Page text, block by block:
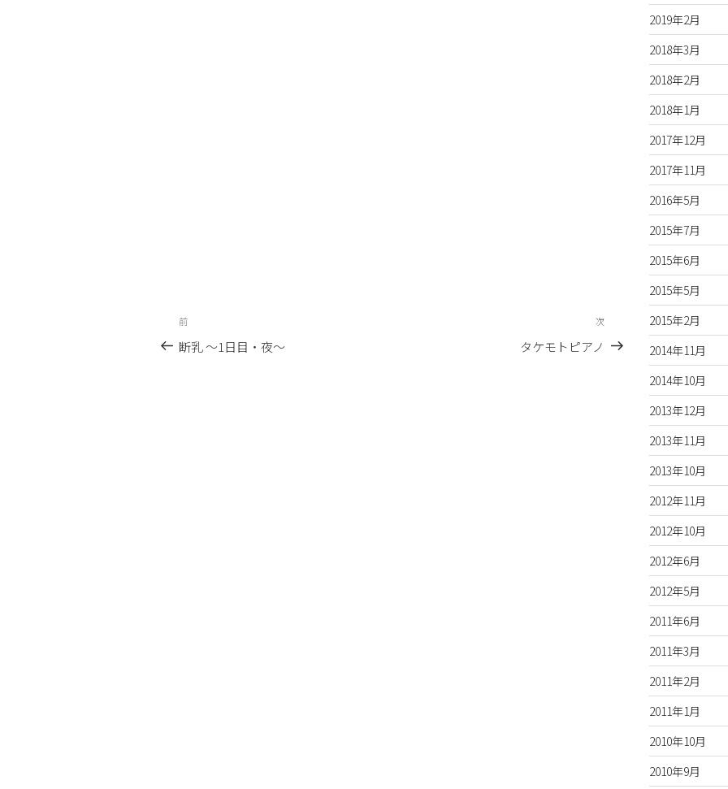
投
稿
前
の
前
断乳 〜1日目・夜〜
次
の
次
タケモトピアノ
2019年2月
2018年3月
2018年2月
2018年1月
2017年12月
2017年11月
2016年5月
2015年7月
2015年6月
2015年5月
2015年2月
2014年11月
2014年10月
2013年12月
2013年11月
2013年10月
2012年11月
2012年10月
2012年6月
2012年5月
2011年6月
2011年3月
2011年2月
2011年1月
2010年10月
2010年9月